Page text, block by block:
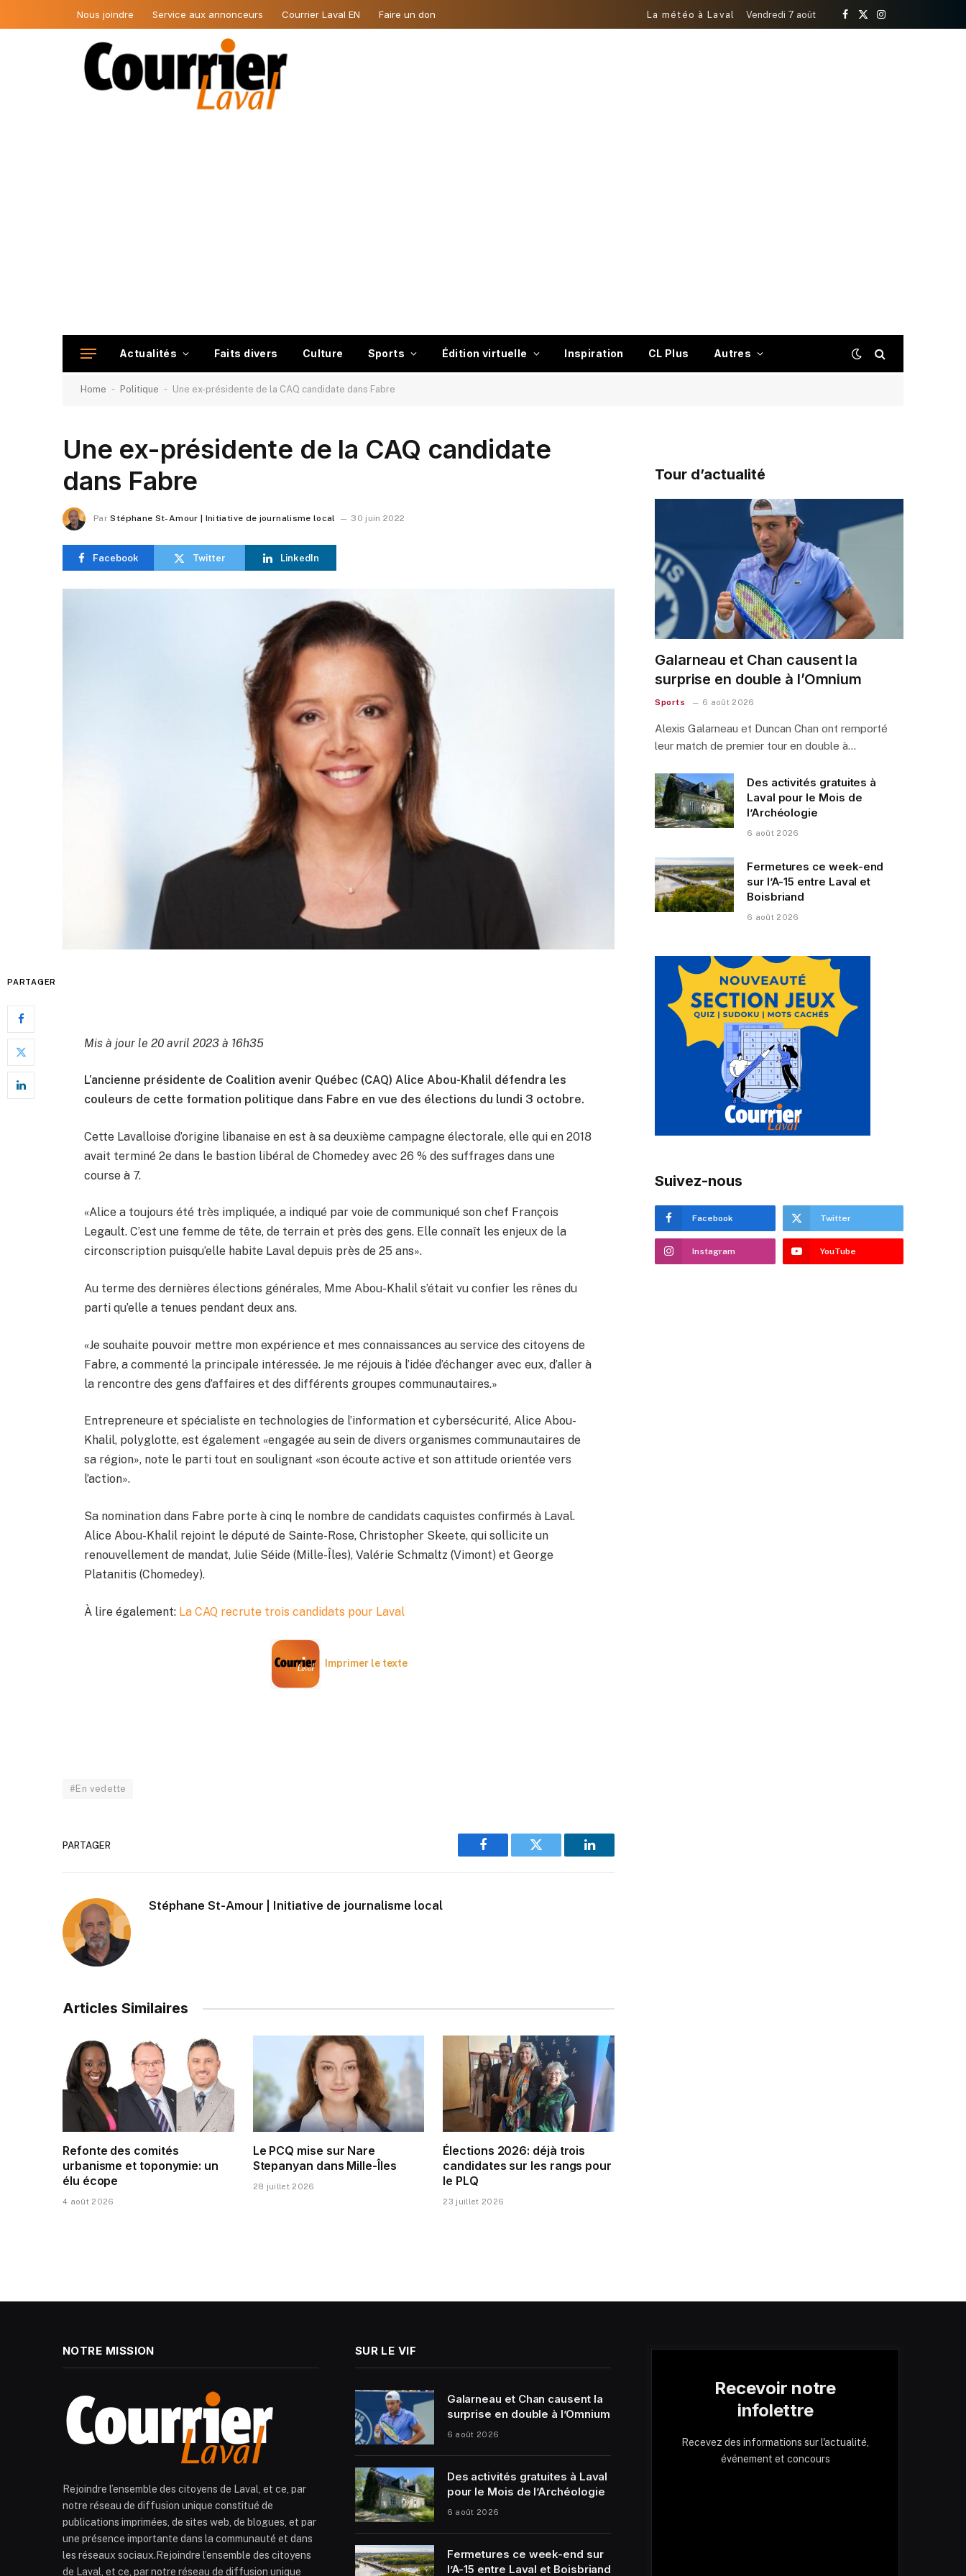
Nous joindre Service aux annonceurs Courrier Laval EN Faire un don La météo à Laval Vendredi 7 août
Facebook
X
Instagram
Actualités Faits divers Culture Sports Édition virtuelle Inspiration CL Plus Autres
Home - Politique - Une ex-présidente de la CAQ candidate dans Fabre
Une ex-présidente de la CAQ candidate
dans Fabre
Par Stéphane St-Amour | Initiative de journalisme local 30 juin 2022
Facebook Twitter LinkedIn
PARTAGER
Mis à jour le 20 avril 2023 à 16h35
L’ancienne présidente de Coalition avenir Québec (CAQ) Alice Abou-Khalil défendra les
couleurs de cette formation politique dans Fabre en vue des élections du lundi 3 octobre.
Cette Lavalloise d’origine libanaise en est à sa deuxième campagne électorale, elle qui en 2018
avait terminé 2e dans le bastion libéral de Chomedey avec 26 % des suffrages dans une
course à 7.
«Alice a toujours été très impliquée, a indiqué par voie de communiqué son chef François
Legault. C’est une femme de tête, de terrain et près des gens. Elle connaît les enjeux de la
circonscription puisqu’elle habite Laval depuis près de 25 ans».
Au terme des dernières élections générales, Mme Abou-Khalil s’était vu confier les rênes du
parti qu’elle a tenues pendant deux ans.
«Je souhaite pouvoir mettre mon expérience et mes connaissances au service des citoyens de
Fabre, a commenté la principale intéressée. Je me réjouis à l’idée d’échanger avec eux, d’aller à
la rencontre des gens d’affaires et des différents groupes communautaires.»
Entrepreneure et spécialiste en technologies de l’information et cybersécurité, Alice Abou-
Khalil, polyglotte, est également «engagée au sein de divers organismes communautaires de
sa région», note le parti tout en soulignant «son écoute active et son attitude orientée vers
l’action».
Sa nomination dans Fabre porte à cinq le nombre de candidats caquistes confirmés à Laval.
Alice Abou-Khalil rejoint le député de Sainte-Rose, Christopher Skeete, qui sollicite un
renouvellement de mandat, Julie Séide (Mille-Îles), Valérie Schmaltz (Vimont) et George
Platanitis (Chomedey).
À lire également: La CAQ recrute trois candidats pour Laval
Imprimer le texte
#En vedette
PARTAGER
Facebook Twitter LinkedIn
Stéphane St-Amour | Initiative de journalisme local
Articles Similaires
Refonte des comités
urbanisme et toponymie: un
élu écope
4 août 2026
Le PCQ mise sur Nare
Stepanyan dans Mille-Îles
28 juillet 2026
Élections 2026: déjà trois
candidates sur les rangs pour
le PLQ
23 juillet 2026
Tour d’actualité
Galarneau et Chan causent la
surprise en double à l’Omnium
Sports 6 août 2026
Alexis Galarneau et Duncan Chan ont remporté
leur match de premier tour en double à…
Des activités gratuites à
Laval pour le Mois de
l’Archéologie
6 août 2026
Fermetures ce week-end
sur l’A-15 entre Laval et
Boisbriand
6 août 2026
Suivez-nous
Facebook Twitter
Instagram YouTube
NOTRE MISSION
Rejoindre l’ensemble des citoyens de Laval, et ce, par
notre réseau de diffusion unique constitué de
publications imprimées, de sites web, de blogues, et par
une présence importante dans la communauté et dans
les réseaux sociaux.Rejoindre l’ensemble des citoyens
de Laval, et ce, par notre réseau de diffusion unique
SUR LE VIF
Galarneau et Chan causent la
surprise en double à l’Omnium
6 août 2026
Des activités gratuites à Laval
pour le Mois de l’Archéologie
6 août 2026
Fermetures ce week-end sur
l’A-15 entre Laval et Boisbriand
Recevoir notre
infolettre
Recevez des informations sur l'actualité,
événement et concours